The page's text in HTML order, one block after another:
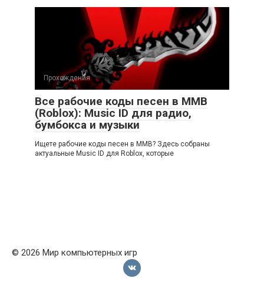
Прохождения
Все рабочие коды песен в ММВ
(Roblox): Music ID для радио,
бумбокса и музыки
Ищете рабочие коды песен в ММВ? Здесь собраны
актуальные Music ID для Roblox, которые
© 2026 Мир компьютерных игр